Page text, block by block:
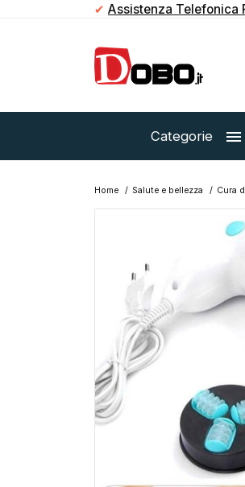
✔ Assistenza Telefonica
Categorie 
Home Salute e bellezza Cura